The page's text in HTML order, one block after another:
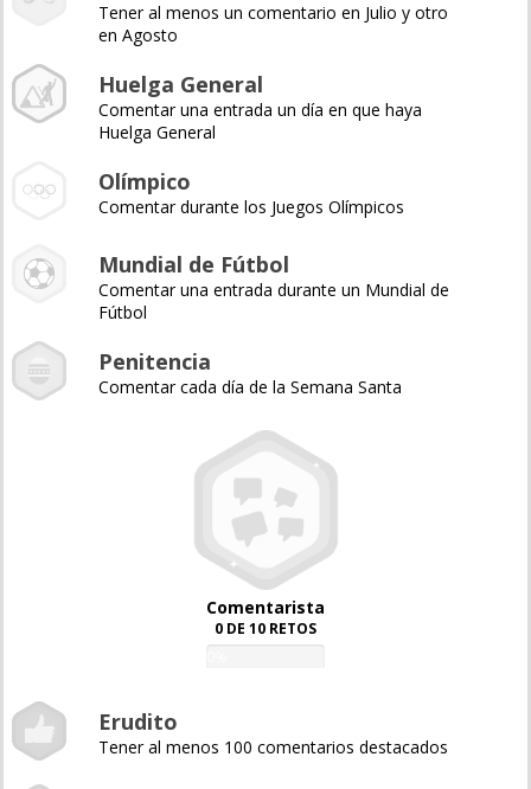
Tener al menos un comentario en Julio y otro
en Agosto
Huelga General
Comentar una entrada un día en que haya
Huelga General
Olímpico
Comentar durante los Juegos Olímpicos
Mundial de Fútbol
Comentar una entrada durante un Mundial de
Fútbol
Penitencia
Comentar cada día de la Semana Santa
Comentarista
0 DE 10 RETOS
Erudito
Tener al menos 100 comentarios destacados